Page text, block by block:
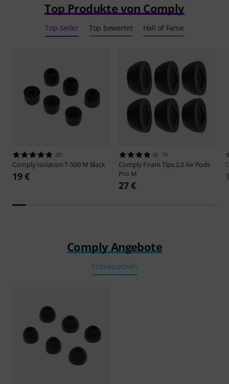
Top Produkte von Comply
Top-Seller Top bewertet Hall of Fame
29
Comply Isolation T-500 M Black
19 €
10
Comply Foam Tips 2.0 Air Pods
Pro M
27 €
Comply Angebote
Schnäppchen